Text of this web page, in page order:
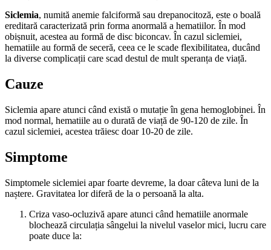
Siclemia, numită anemie falciformă sau drepanocitoză, este o boală
ereditară caracterizată prin forma anormală a hematiilor. În mod
obișnuit, acestea au formă de disc biconcav. În cazul siclemiei,
hematiile au formă de seceră, ceea ce le scade flexibilitatea, ducând
la diverse complicații care scad destul de mult speranța de viață.
Cauze
Siclemia apare atunci când există o mutație în gena hemoglobinei. În
mod normal, hematiile au o durată de viață de 90-120 de zile. În
cazul siclemiei, acestea trăiesc doar 10-20 de zile.
Simptome
Simptomele siclemiei apar foarte devreme, la doar câteva luni de la
naștere. Gravitatea lor diferă de la o persoană la alta.
Criza vaso-ocluzivă apare atunci când hematiile anormale
blochează circulația sângelui la nivelul vaselor mici, lucru care
poate duce la: